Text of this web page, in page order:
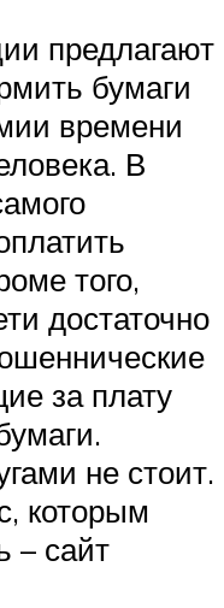
предлагают
бумаги
времени
В
того,
достаточно
за плату
не стоит.
которым
– сайт